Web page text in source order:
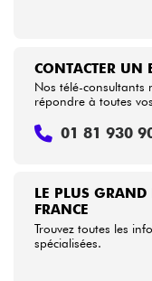
LE PLUS GRAND
FRANCE
Trouvez toutes les
spécialisées.
CONTACTER UN
Nos télé-consultants
répondre à toutes
01 81 930